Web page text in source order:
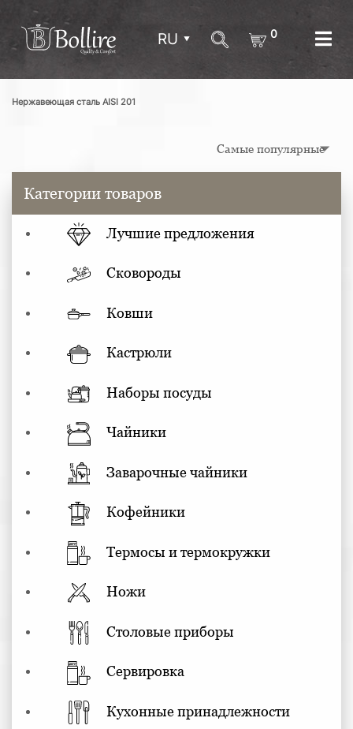
RU 0
Нержавеющая сталь AISI 201
Категории товаров
Лучшие предложения
Сковороды
Ковши
Кастрюли
Наборы посуды
Чайники
Заварочные чайники
Кофейники
Термосы и термокружки
Ножи
Столовые приборы
Сервировка
Кухонные принадлежности